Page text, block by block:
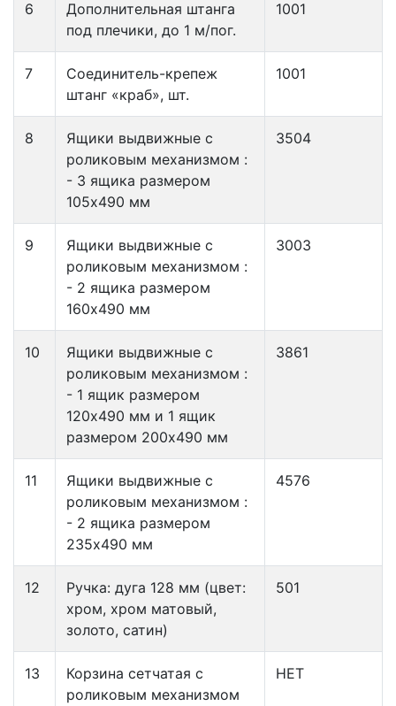
6
Дополнительная штанга
под плечики, до 1 м/пог.
1001
7
Соединитель-крепеж
штанг «краб», шт.
1001
8
Ящики выдвижные с
роликовым механизмом :
- 3 ящика размером
105х490 мм
3504
9
Ящики выдвижные с
роликовым механизмом :
- 2 ящика размером
160х490 мм
3003
10
Ящики выдвижные с
роликовым механизмом :
- 1 ящик размером
120х490 мм и 1 ящик
размером 200х490 мм
3861
11
Ящики выдвижные с
роликовым механизмом :
- 2 ящика размером
235х490 мм
4576
12
Ручка: дуга 128 мм (цвет:
хром, хром матовый,
золото, сатин)
501
13
Корзина сетчатая с
роликовым механизмом
НЕТ